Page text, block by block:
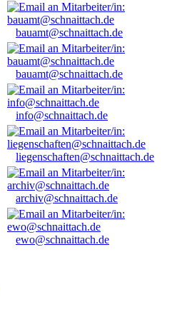
bauamt@schnaittach.de
bauamt@schnaittach.de
info@schnaittach.de
liegenschaften@schnaittach.de
archiv@schnaittach.de
ewo@schnaittach.de